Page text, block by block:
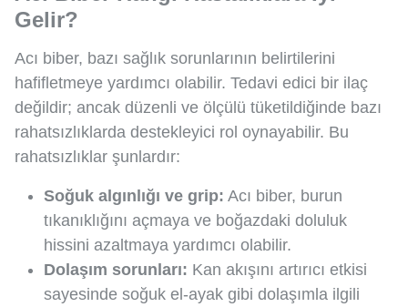
Gelir?
Acı biber, bazı sağlık sorunlarının belirtilerini
hafifletmeye yardımcı olabilir. Tedavi edici bir ilaç
değildir; ancak düzenli ve ölçülü tüketildiğinde bazı
rahatsızlıklarda destekleyici rol oynayabilir. Bu
rahatsızlıklar şunlardır:
Soğuk algınlığı ve grip: Acı biber, burun
tıkanıklığını açmaya ve boğazdaki doluluk
hissini azaltmaya yardımcı olabilir.
Dolaşım sorunları: Kan akışını artırıcı etkisi
sayesinde soğuk el-ayak gibi dolaşımla ilgili